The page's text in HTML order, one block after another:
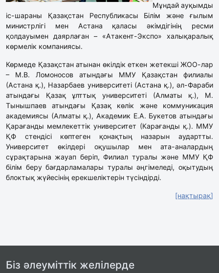
Мұндай ауқымды
іс-шараны Қазақстан Республикасы Білім және ғылым
министрлігі мен Астана қаласы әкімдігінің ресми
қолдауымен даярлаған – «Атакент-Экспо» халықаралық
көрмелік компаниясы.
Көрмеде Қазақстан атынан өкілдік еткен жетекші ЖОО-лар
– М.В. Ломоносов атындағы ММУ Қазақстан филиалы
(Астана қ.), Назарбаев университеті (Астана қ.), әл-Фараби
атындағы Қазақ ұлттық университеті (Алматы қ.), М.
Тынышпаев атындағы Қазақ көлік және коммуникация
академиясы (Алматы қ.), Академик Е.А. Букетов атындағы
Қарағанды мемлекеттік университет (Карағанды қ.). ММУ
ҚФ стендісі көптеген қонақтың назарын аудартты.
Университет өкілдері оқушылар мен ата-аналардың
сұрақтарына жауап беріп, Филиал туралы және ММУ ҚФ
білім беру бағдарламалары туралы әңгімеледі, оқытудың
блоктық жүйесінің ерекшеліктерін түсіндірді.
[нақтырақ]
Біз әлеуміттік желілерде